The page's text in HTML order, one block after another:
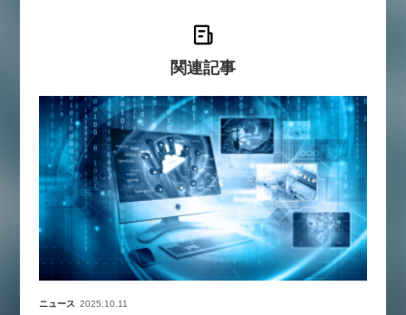
関連記事
ニュース 2025.10.11